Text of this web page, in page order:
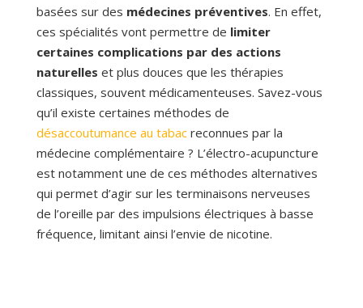
basées sur des médecines préventives. En effet,
ces spécialités vont permettre de limiter
certaines complications par des actions
naturelles et plus douces que les thérapies
classiques, souvent médicamenteuses. Savez-vous
qu’il existe certaines méthodes de
désaccoutumance au tabacreconnues par la
médecine complémentaire ? L’électro-acupuncture
est notamment une de ces méthodes alternatives
qui permet d’agir sur les terminaisons nerveuses
de l’oreille par des impulsions électriques à basse
fréquence, limitant ainsi l’envie de nicotine.